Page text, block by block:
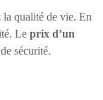
la qualité de vie. En
Le prix d’un
sécurité.